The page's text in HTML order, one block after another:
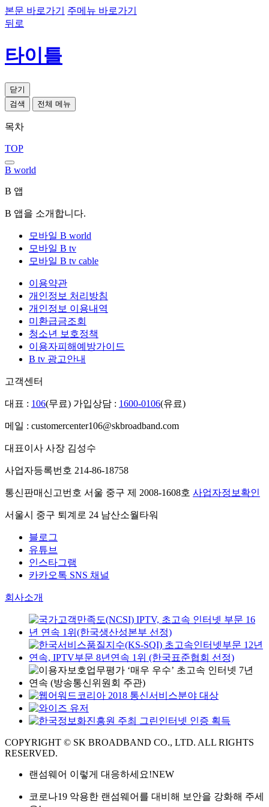
본문 바로가기
주메뉴 바로가기
뒤로
타이틀
닫기
검색
전체 메뉴
목차
TOP
B world
B 앱
B 앱을 소개합니다.
모바일 B world
모바일 B tv
모바일 B tv cable
이용약관
개인정보 처리방침
개인정보 이용내역
미환급금조회
청소년 보호정책
이용자피해예방가이드
B tv 광고안내
고객센터
대표 : 106(무료) 가입상담 : 1600-0106(유료)
메일 : customercenter106@skbroadband.com
대표이사 사장 김성수
사업자등록번호 214-86-18758
통신판매신고번호 서울 중구 제 2008-1608호 사업자정보확인
서울시 중구 퇴계로 24 남산소월타워
블로그
유튜브
인스타그램
카카오톡 SNS 채널
회사소개
COPYRIGHT © SK BROADBAND CO., LTD. ALL RIGHTS
RESERVED.
랜섬웨어 이렇게 대응하세요!NEW
코로나19 악용한 랜섬웨어를 대비해 보안을 강화해 주세